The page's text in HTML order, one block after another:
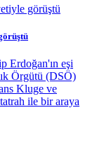
Erdoğan'ın eşi
Örgütü (DSÖ)
Kluge ve
ile bir araya